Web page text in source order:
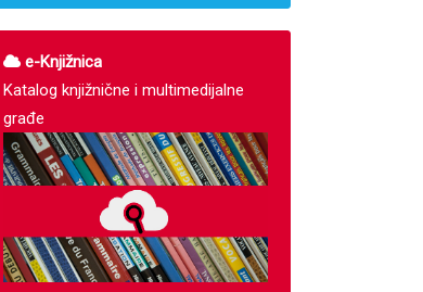
e-Knjižnica
Katalog knjižnične i multimedijalne
građe